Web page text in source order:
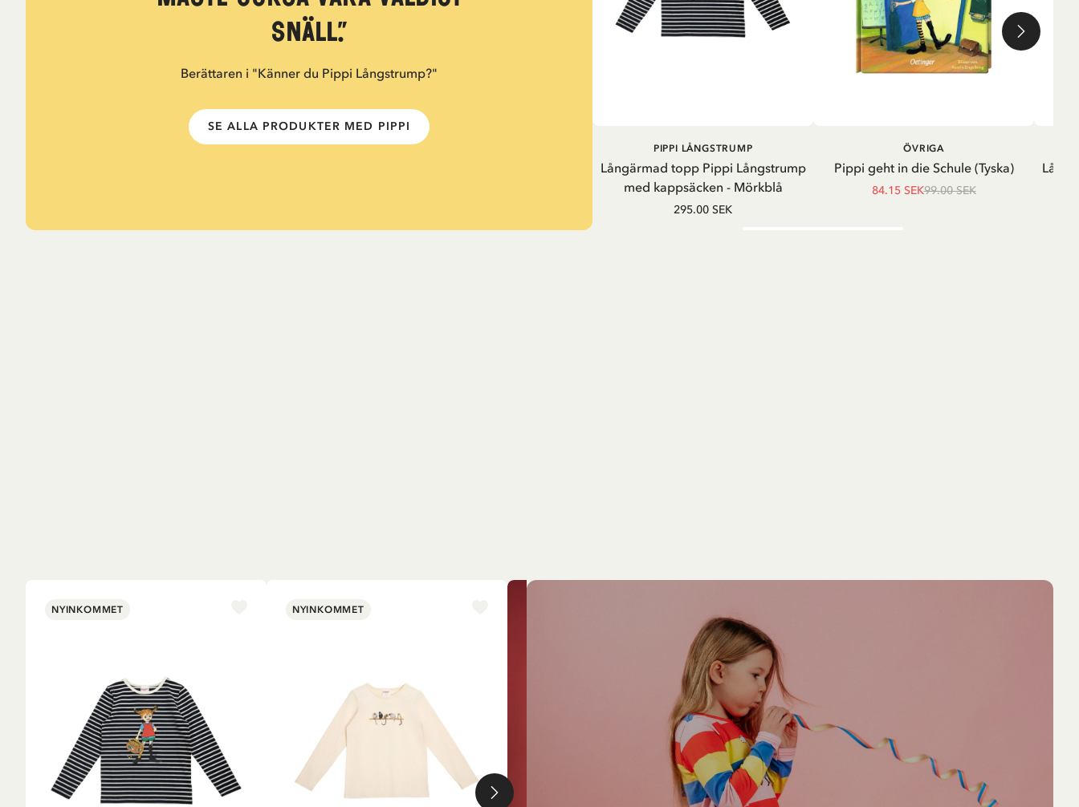
snäll.”
Berättaren i "Känner du Pippi Långstrump?"
SE ALLA PRODUKTER MED PIPPI
LÄGG I
Långärmad topp Pippi Långstrump
med kappsäcken - Mörkblå
PIPPI LÅNGSTRUMP
295.00 SEK
LÄGG I VARUKORG
Pippi geht in die Schule (Tyska)
ÖVRIGA
84.15 SEK99.00 SEK
NYINKOMMET NYINKOMMET